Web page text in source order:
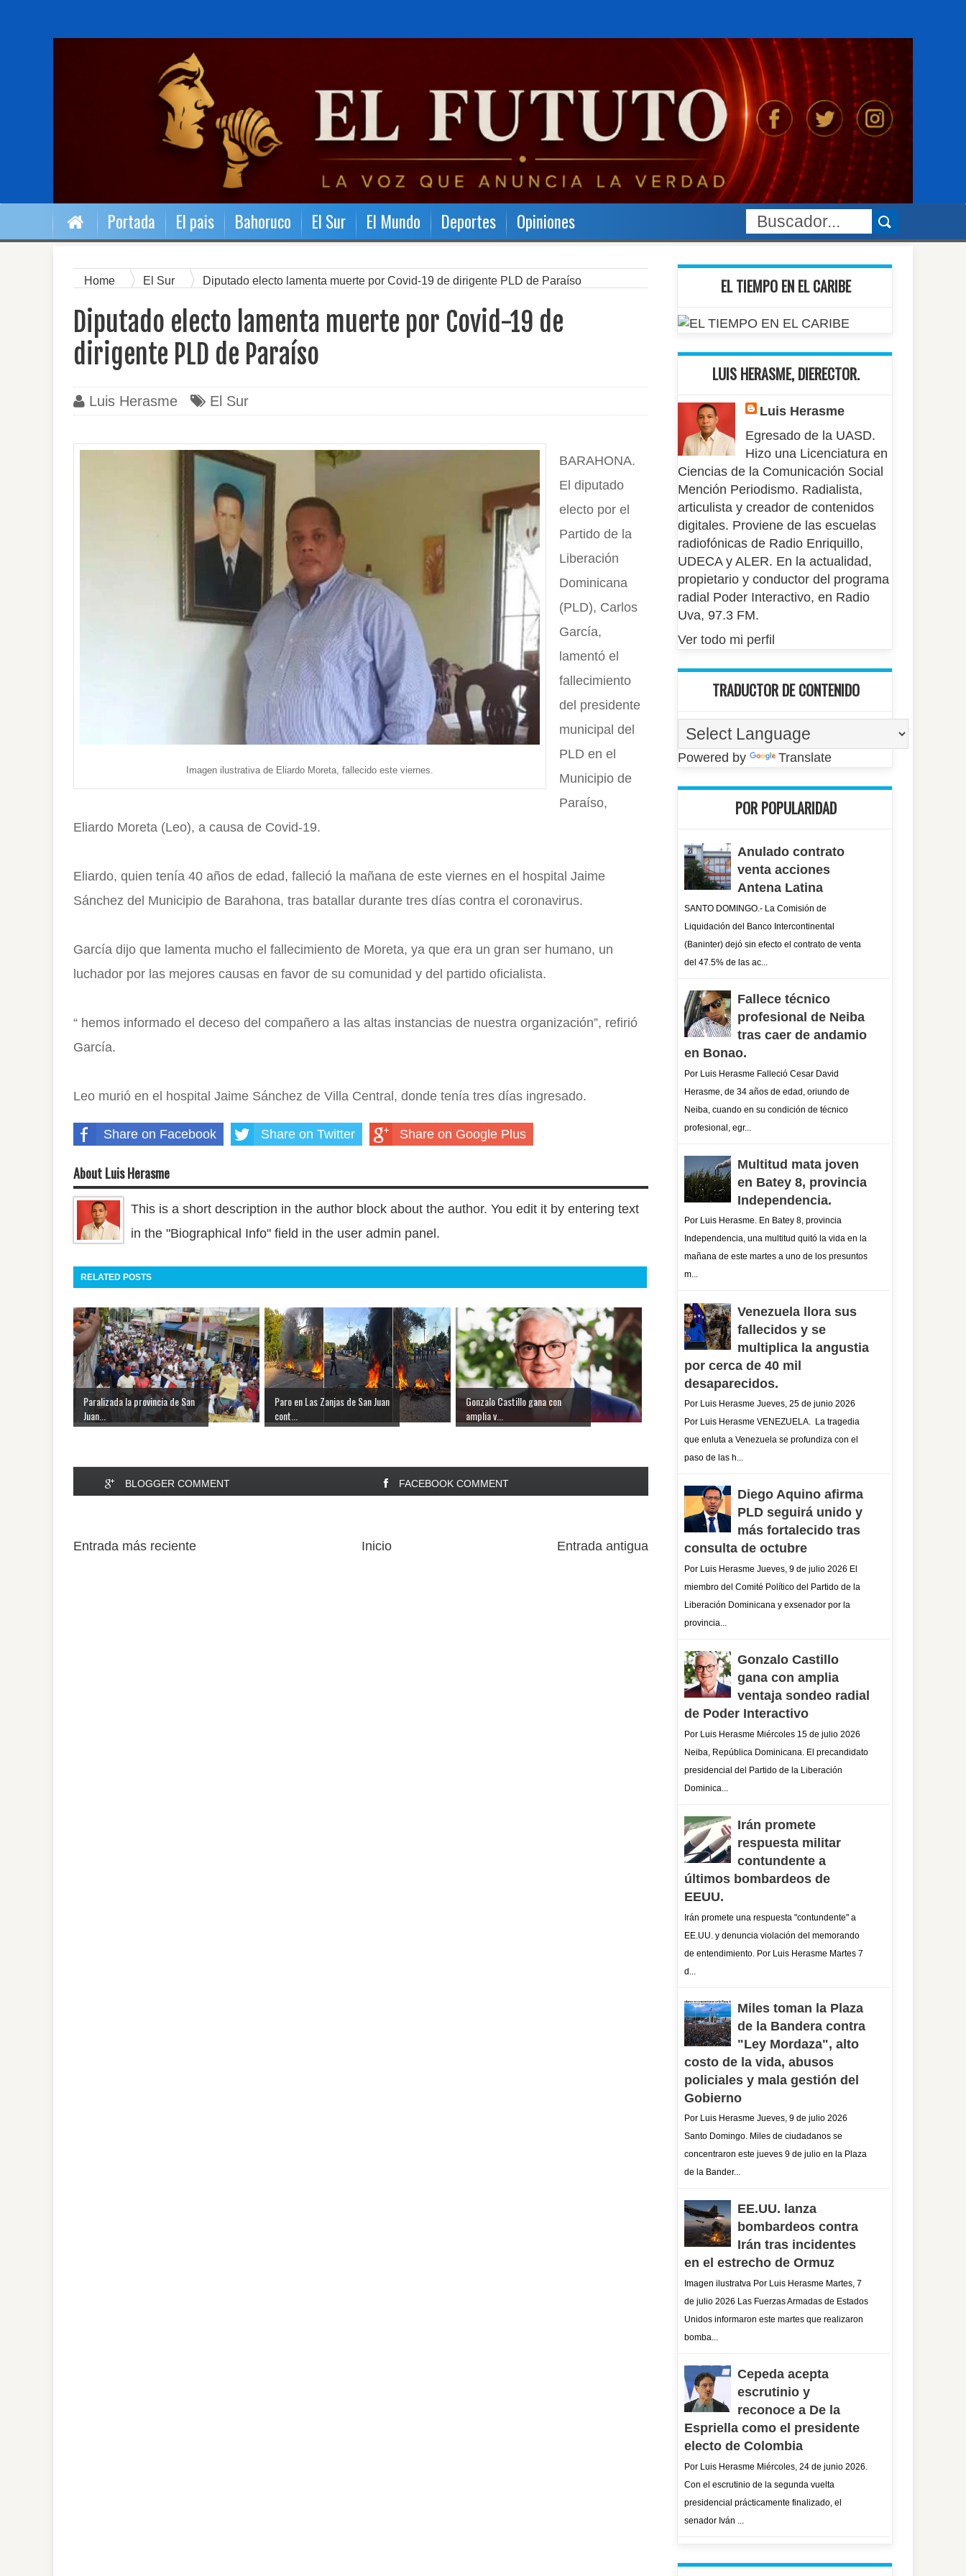
Portada El pais Bahoruco El Sur El Mundo Deportes Opiniones
Home El Sur Diputado electo lamenta muerte por Covid-19 de dirigente PLD de Paraíso
Diputado electo lamenta muerte por Covid-19 de
dirigente PLD de Paraíso
Luis Herasme El Sur
Imagen ilustrativa de Eliardo Moreta, fallecido este viernes.
BARAHONA.
El diputado
electo por el
Partido de la
Liberación
Dominicana
(PLD), Carlos
García,
lamentó el
fallecimiento
del presidente
municipal del
PLD en el
Municipio de
Paraíso,
Eliardo Moreta (Leo), a causa de Covid-19.
Eliardo, quien tenía 40 años de edad, falleció la mañana de este viernes en el hospital Jaime
Sánchez del Municipio de Barahona, tras batallar durante tres días contra el coronavirus.
García dijo que lamenta mucho el fallecimiento de Moreta, ya que era un gran ser humano, un
luchador por las mejores causas en favor de su comunidad y del partido oficialista.
“ hemos informado el deceso del compañero a las altas instancias de nuestra organización”, refirió
García.
Leo murió en el hospital Jaime Sánchez de Villa Central, donde tenía tres días ingresado.
Share on Facebook Share on Twitter Share on Google Plus
About Luis Herasme
This is a short description in the author block about the author. You edit it by entering text
in the "Biographical Info" field in the user admin panel.
RELATED POSTS
Paralizada la provincia de San
Juan...
Paro en Las Zanjas de San Juan
cont...
Gonzalo Castillo gana con
amplia v...
BLOGGER COMMENT FACEBOOK COMMENT
Entrada más reciente Entrada antigua
Inicio
EL TIEMPO EN EL CARIBE
LUIS HERASME, DIERECTOR.
Luis Herasme
Egresado de la UASD.
Hizo una Licenciatura en
Ciencias de la Comunicación Social
Mención Periodismo. Radialista,
articulista y creador de contenidos
digitales. Proviene de las escuelas
radiofónicas de Radio Enriquillo,
UDECA y ALER. En la actualidad,
propietario y conductor del programa
radial Poder Interactivo, en Radio
Uva, 97.3 FM.
Ver todo mi perfil
TRADUCTOR DE CONTENIDO
Powered by Translate
POR POPULARIDAD
Anulado contrato
venta acciones
Antena Latina
SANTO DOMINGO.- La Comisión de
Liquidación del Banco Intercontinental
(Baninter) dejó sin efecto el contrato de venta
del 47.5% de las ac...
Fallece técnico
profesional de Neiba
tras caer de andamio
en Bonao.
Por Luis Herasme Falleció Cesar David
Herasme, de 34 años de edad, oriundo de
Neiba, cuando en su condición de técnico
profesional, egr...
Multitud mata joven
en Batey 8, provincia
Independencia.
Por Luis Herasme. En Batey 8, provincia
Independencia, una multitud quitó la vida en la
mañana de este martes a uno de los presuntos
m...
Venezuela llora sus
fallecidos y se
multiplica la angustia
por cerca de 40 mil
desaparecidos.
Por Luis Herasme Jueves, 25 de junio 2026
Por Luis Herasme VENEZUELA. La tragedia
que enluta a Venezuela se profundiza con el
paso de las h...
Diego Aquino afirma
PLD seguirá unido y
más fortalecido tras
consulta de octubre
Por Luis Herasme Jueves, 9 de julio 2026 El
miembro del Comité Político del Partido de la
Liberación Dominicana y exsenador por la
provincia...
Gonzalo Castillo
gana con amplia
ventaja sondeo radial
de Poder Interactivo
Por Luis Herasme Miércoles 15 de julio 2026
Neiba, República Dominicana. El precandidato
presidencial del Partido de la Liberación
Dominica...
Irán promete
respuesta militar
contundente a
últimos bombardeos de
EEUU.
Irán promete una respuesta "contundente" a
EE.UU. y denuncia violación del memorando
de entendimiento. Por Luis Herasme Martes 7
d...
Miles toman la Plaza
de la Bandera contra
"Ley Mordaza", alto
costo de la vida, abusos
policiales y mala gestión del
Gobierno
Por Luis Herasme Jueves, 9 de julio 2026
Santo Domingo. Miles de ciudadanos se
concentraron este jueves 9 de julio en la Plaza
de la Bander...
EE.UU. lanza
bombardeos contra
Irán tras incidentes
en el estrecho de Ormuz
Imagen ilustratva Por Luis Herasme Martes, 7
de julio 2026 Las Fuerzas Armadas de Estados
Unidos informaron este martes que realizaron
bomba...
Cepeda acepta
escrutinio y
reconoce a De la
Espriella como el presidente
electo de Colombia
Por Luis Herasme Miércoles, 24 de junio 2026.
Con el escrutinio de la segunda vuelta
presidencial prácticamente finalizado, el
senador Iván ...